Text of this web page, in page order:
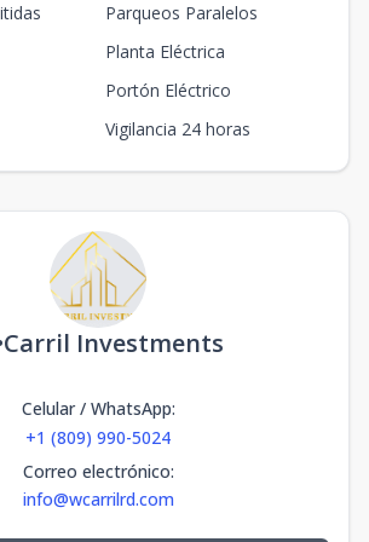
Parqueos Paralelos
Planta Eléctrica
Portón Eléctrico
Vigilancia 24 horas
Investments
Celular / WhatsApp:
+1 (809) 990-5024
Correo electrónico:
info@wcarrilrd.com